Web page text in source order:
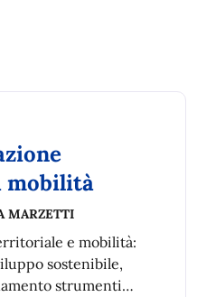
mobilità
MARZETTI
e mobilità:
sostenibile,
strumenti